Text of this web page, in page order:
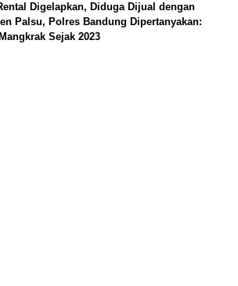
Digelapkan, Diduga Dijual dengan
Palsu, Polres Bandung Dipertanyakan:
Sejak 2023